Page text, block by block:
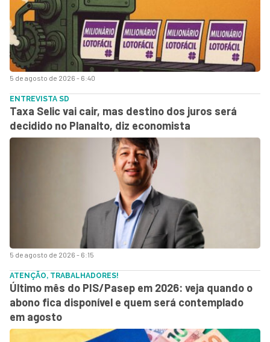
5 de agosto de 2026 - 6:40
5 de agosto de 2026 - 6:15
ENTREVISTA SD
Taxa Selic vai cair, mas destino dos juros será
decidido no Planalto, diz economista
ATENÇÃO, TRABALHADORES!
Último mês do PIS/Pasep em 2026: veja quando o
abono fica disponível e quem será contemplado
em agosto